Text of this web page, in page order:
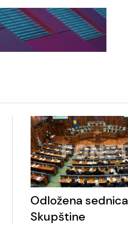
Odložena sednica
Skupštine